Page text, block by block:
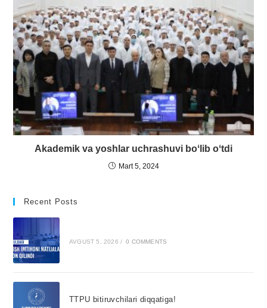
Akademik va yoshlar uchrashuvi boʻlib oʻtdi
Mart 5, 2024
Recent Posts
AVGUST 5, 2026 / 0 COMMENTS
TTPU bitiruvchilari diqqatiga!